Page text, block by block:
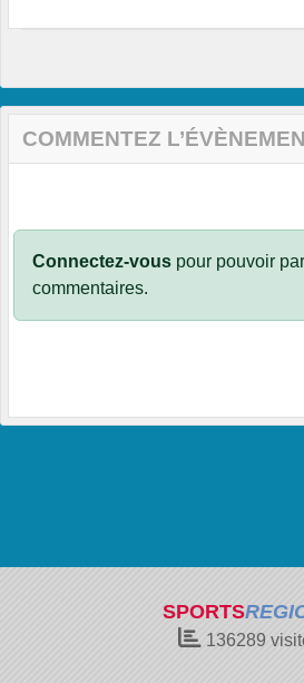
COMMENTEZ
Connectez-vous pour pouvoir
commentaires.
SPORTS
136289